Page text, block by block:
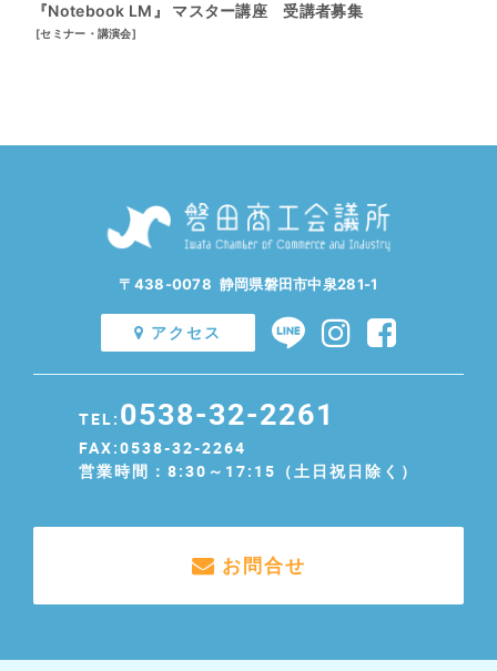
『Notebook LM』 マスター講座 受講者募集
[セミナー・講演会]
〒438-0078 静岡県磐田市中泉281-1
アクセス
TEL: 0538-32-2261
FAX:0538-32-2264
営業時間：8:30～17:15（土日祝日除く）
お問合せ